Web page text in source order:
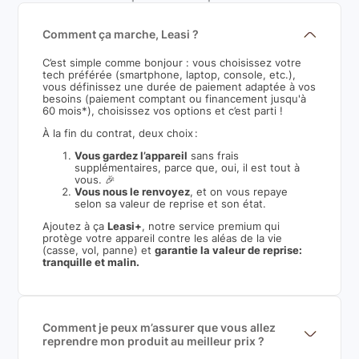
Comment ça marche, Leasi ?
C’est simple comme bonjour : vous choisissez votre
tech préférée (smartphone, laptop, console, etc.),
vous définissez une durée de paiement adaptée à vos
besoins (paiement comptant ou financement jusqu'à
60 mois*), choisissez vos options et c’est parti !
À la fin du contrat, deux choix :
Vous gardez l’appareil sans frais
supplémentaires, parce que, oui, il est tout à
vous. 🎉
Vous nous le renvoyez, et on vous repaye
selon sa valeur de reprise et son état.
Ajoutez à ça Leasi+, notre service premium qui
protège votre appareil contre les aléas de la vie
(casse, vol, panne) etgarantie la valeur de reprise:
tranquille et malin.
Comment je peux m’assurer que vous allez
reprendre mon produit au meilleur prix ?